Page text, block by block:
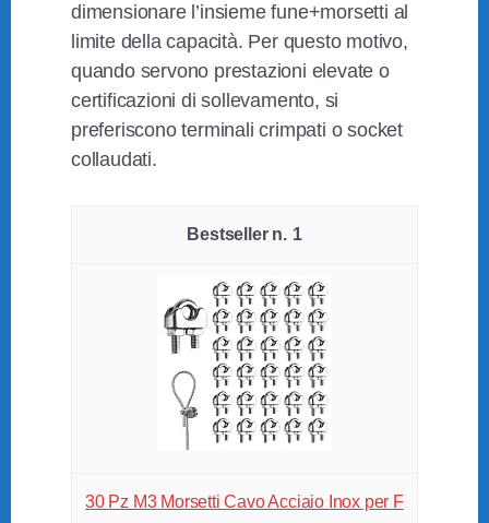
dimensionare l’insieme fune+morsetti al
limite della capacità. Per questo motivo,
quando servono prestazioni elevate o
certificazioni di sollevamento, si
preferiscono terminali crimpati o socket
collaudati.
1
30 Pz M3 Morsetti Cavo Acciaio Inox per F